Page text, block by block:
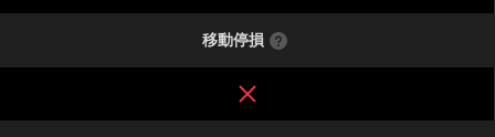
移動停損